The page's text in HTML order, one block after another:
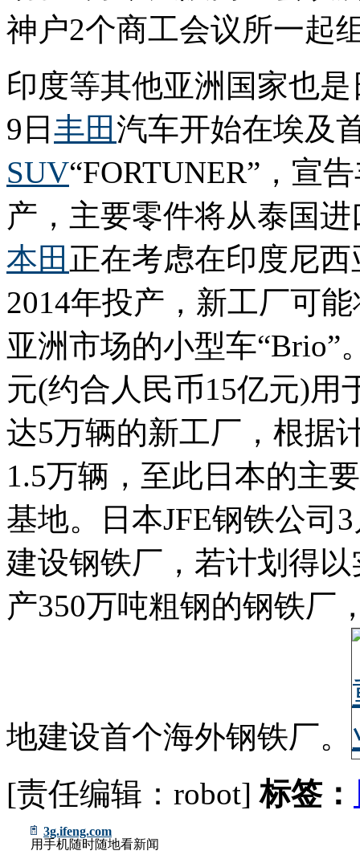
神户2个商工会议所一起
印度等其他亚洲国家也
9日 丰田 汽车开始在埃及
SUV“FORTUNER”，宣
产，主要零件将从泰国
本田 正在考虑在印度尼
2014年投产，新工厂可
亚洲市场的小型车“Brio”
元(约合人民币15亿元)用
达5万辆的新工厂，根据
1.5万辆，至此日本的主
基地。日本JFE钢铁公司
建设钢铁厂，若计划得
产350万吨粗钢的钢铁厂
地建设首个海外钢铁厂。
[责任编辑：robot]标签：
3g.ifeng.com
用手机随时随地看新闻